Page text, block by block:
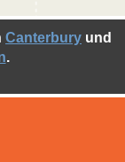
Canterbury und
.